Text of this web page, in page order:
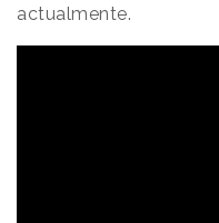
actualmente.